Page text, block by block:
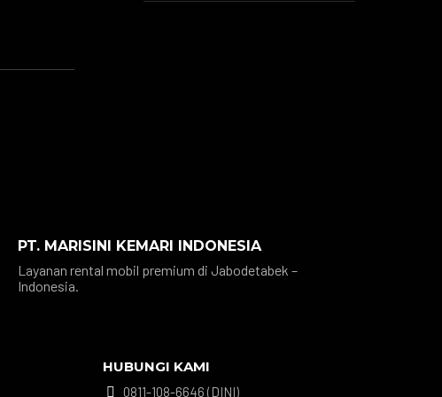
PT. MARISINI KEMARI INDONESIA
Layanan rental mobil premium di Jabodetabek –
Indonesia.
HUBUNGI KAMI
 0811-108-6646 (DINI)